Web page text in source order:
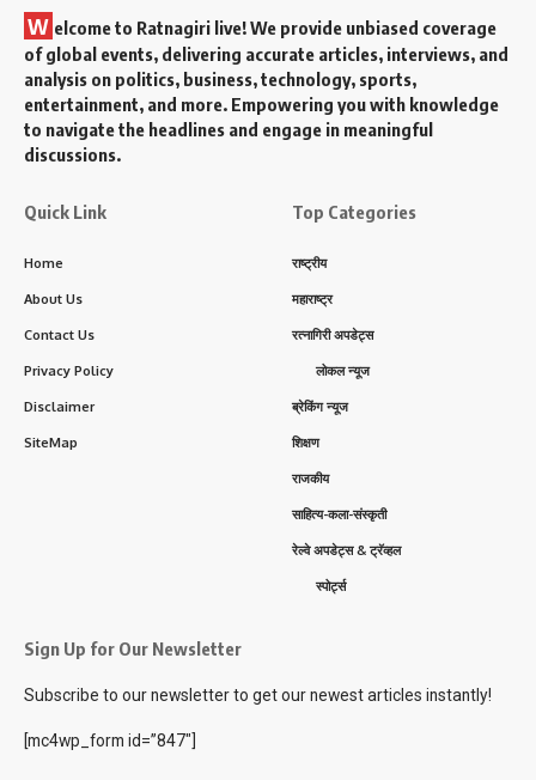
W elcome to Ratnagiri live! We provide unbiased coverage
of global events, delivering accurate articles, interviews, and
analysis on politics, business, technology, sports,
entertainment, and more. Empowering you with knowledge
to navigate the headlines and engage in meaningful
discussions.
Quick Link
Home
About Us
Contact Us
Privacy Policy
Disclaimer
SiteMap
Top Categories
राष्ट्रीय
महाराष्ट्र
रत्नागिरी अपडेट्स
लोकल न्यूज
ब्रेकिंग न्यूज
शिक्षण
राजकीय
साहित्य-कला-संस्कृती
रेल्वे अपडेट्स & ट्रॅव्हल
स्पोर्ट्स
Sign Up for Our Newsletter
Subscribe to our newsletter to get our newest articles instantly!
[mc4wp_form id=”847″]